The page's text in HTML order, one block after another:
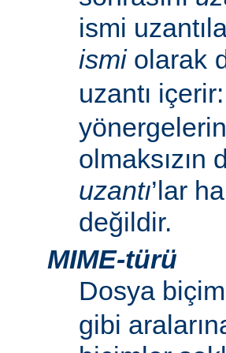
ismi
ismiolarak
uzantı içerir:
olmaksızın
uzantı’lar
değildir.
MIME-türü
Dosya
gibi